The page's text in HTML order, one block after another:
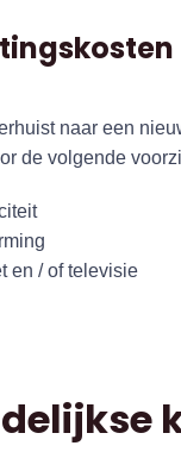
naar een
de volgende
en / of televisie